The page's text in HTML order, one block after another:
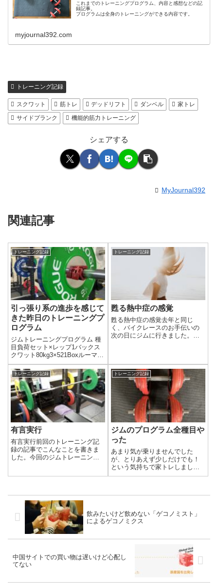
これまでのトレーニングプログラム、内容と感想などの記
録記事。
プログラムは全身のトレーニングができる内容です。
myjournal392.com
トレーニング記録
スクワット 筋トレ デッドリフト ダンベル
家トレ
サイドプランク
機能的筋力トレーニング
シェアする
MyJournal392
関連記事
トレーニング記録
引っ張り系の進歩を感じて
きた昨日のトレーニングプ
ログラム
ジムトレーニングプログラム 種
目負荷セット×レップ1バックス
クワット80kg3×521Boxルーマニ
アンデッドリフト65kg3×53バー
ベルベンチプレス55kg3×54TRX
インバーテッドロウボディウエ
イト3×105Aアブローラーボディ
ウエ...
トレーニング記録
甦る熱中症の感覚
甦る熱中症の感覚去年と同じ
く、バイクレースのお手伝いの
次の日にジムに行きました。去
分では気づかなかった体の不調
が出ました。いつも上げれる重
さが上げれない…力...
トレーニング記録
有言実行
有言実行前回のトレーニング記
録の記事でこんなことを書きま
した。今回のジムトレーニング
は自分との約束を守るだけ。昨
日あった人にはジ...
トレーニング記録
ジムのプログラム全種目や
った
あまり気が乗りませんでした
が、とりあえず少しだけでも！
という気持ちで家トレしまし
た。壁に貼った紙に書いてある
飲みたいけど飲めない「ゲコノミスト」
によるゲコノミクス
中国サイトでの買い物は遅いけど心配し
てない